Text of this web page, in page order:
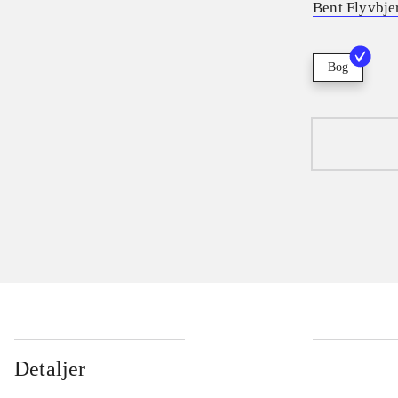
Bent
Bog
Detaljer